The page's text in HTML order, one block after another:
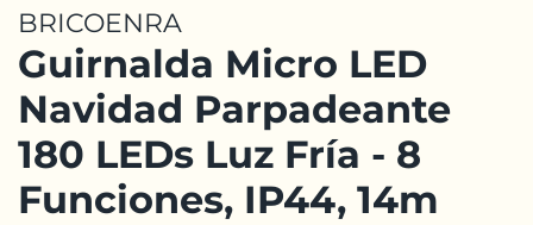
BRICOENRA
Guirnalda Micro LED
Navidad Parpadeante
180 LEDs Luz Fría - 8
Funciones, IP44, 14m